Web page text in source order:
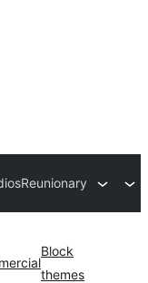
Reunionary
Block
themes